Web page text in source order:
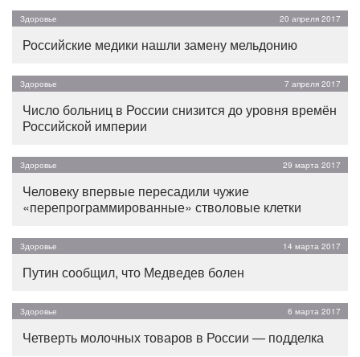
Здоровье 20 апреля 2017
Российские медики нашли замену мельдонию
Здоровье 7 апреля 2017
Число больниц в России снизится до уровня времён
Российской империи
Здоровье 29 марта 2017
Человеку впервые пересадили чужие
«перепрограммированные» стволовые клетки
Здоровье 14 марта 2017
Путин сообщил, что Медведев болен
Здоровье 6 марта 2017
Четверть молочных товаров в России — подделка